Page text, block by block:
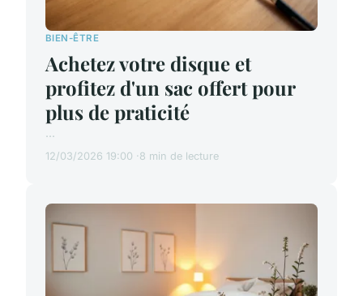
BIEN-ÊTRE
Achetez votre disque et
profitez d'un sac offert pour
plus de praticité
...
12/03/2026 19:00 8 min de lecture